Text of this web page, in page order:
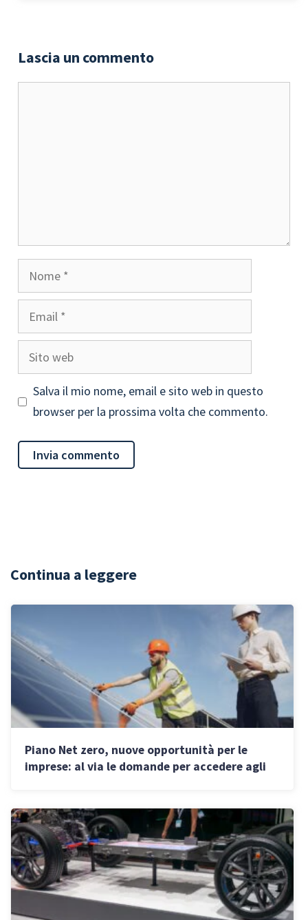
Lascia un commento
Nome
Email
Sito
web
Salva il mio nome, email e sito web in questo
browser per la prossima volta che commento.
Continua a leggere
Piano Net zero, nuove opportunità per le
imprese: al via le domande per accedere agli